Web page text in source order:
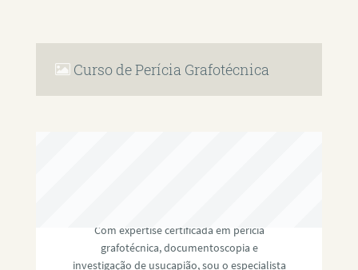
Curso de Perícia Grafotécnica
Com expertise certificada em perícia
grafotécnica, documentoscopia e
investigação de usucapião, sou o especialista